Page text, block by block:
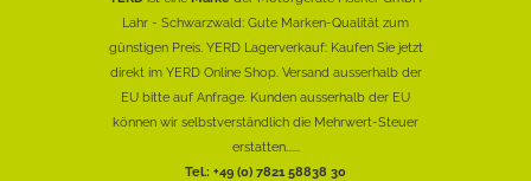
Lahr - Schwarzwald: Gute Marken-Qualität zum
günstigen Preis. YERD Lagerverkauf: Kaufen Sie jetzt
direkt im YERD Online Shop. Versand ausserhalb der
EU bitte auf Anfrage. Kunden ausserhalb der EU
können wir selbstverständlich die Mehrwert-Steuer
erstatten......
Tel.: +49 (0) 7821 58838 30